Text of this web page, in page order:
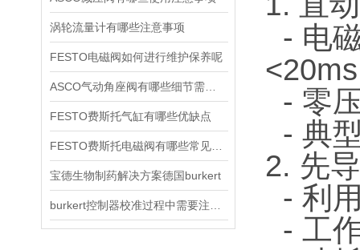
涡轮流量计有哪些注意事项
FESTO电磁阀如何进行维护保养呢
FESTO费斯托气缸有哪些优缺点
宝德生物制药解决方案德国burkert
- 电
- 零
- 典
2. 先
- 利
- 工